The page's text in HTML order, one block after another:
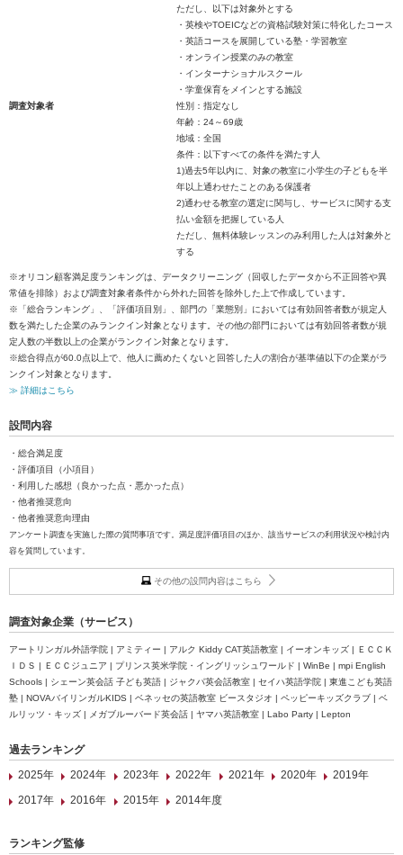
ただし、以下は対象外とする
・英検やTOEICなどの資格試験対策に特化したコース
・英語コースを展開している塾・学習教室
・オンライン授業のみの教室
・インターナショナルスクール
・学童保育をメインとする施設
調査対象者
性別：指定なし
年齢：24～69歳
地域：全国
条件：以下すべての条件を満たす人
1)過去5年以内に、対象の教室に小学生の子どもを半
年以上通わせたことのある保護者
2)通わせる教室の選定に関与し、サービスに関する支
払い金額を把握している人
ただし、無料体験レッスンのみ利用した人は対象外と
する
※オリコン顧客満足度ランキングは、データクリーニング（回収したデータから不正回答や異
常値を排除）および調査対象者条件から外れた回答を除外した上で作成しています。
※「総合ランキング」、「評価項目別」、部門の「業態別」においては有効回答者数が規定人
数を満たした企業のみランクイン対象となります。その他の部門においては有効回答者数が規
定人数の半数以上の企業がランクイン対象となります。
※総合得点が60.0点以上で、他人に薦めたくないと回答した人の割合が基準値以下の企業がラ
ンクイン対象となります。
≫ 詳細はこちら
設問内容
・総合満足度
・評価項目（小項目）
・利用した感想（良かった点・悪かった点）
・他者推奨意向
・他者推奨意向理由
アンケート調査を実施した際の質問事項です。満足度評価項目のほか、該当サービスの利用状況や検討内
容を質問しています。
その他の設問内容はこちら
調査対象企業（サービス）
アートリンガル外語学院 | アミティー | アルク Kiddy CAT英語教室 | イーオンキッズ | ＥＣＣＫ
ＩＤＳ | ＥＣＣジュニア | プリンス英米学院・イングリッシュワールド | WinBe | mpi English
Schools | シェーン英会話 子ども英語 | ジャクパ英会話教室 | セイハ英語学院 | 東進こども英語
塾 | NOVAバイリンガルKIDS | ベネッセの英語教室 ビースタジオ | ペッピーキッズクラブ | ベ
ルリッツ・キッズ | メガブルーバード英会話 | ヤマハ英語教室 | Labo Party | Lepton
過去ランキング
2025年
2024年 2023年 2022年 2021年 2020年
2019年
2017年
2016年 2015年 2014年度
ランキング監修